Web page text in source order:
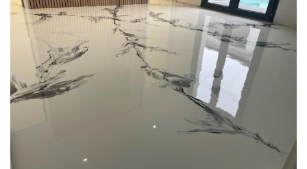
En cochant cette case, vous consentez à recevoir nos propositions commerciales à
l'adresse email indiqué ci-dessus. Vous pouvez vous désinscrire à tout moment en